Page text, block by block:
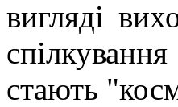
вигляді
стають